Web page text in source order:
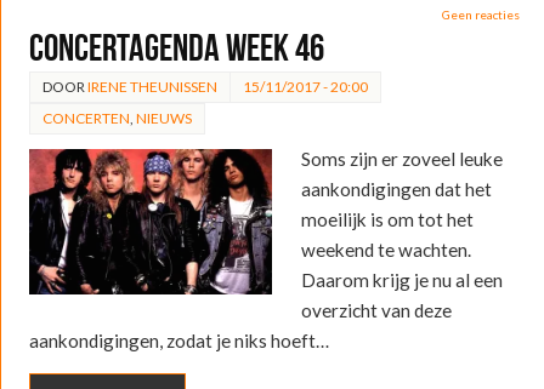
Geen reacties
Concertagenda week 46
DOOR IRENE THEUNISSEN
15/11/2017 - 20:00
CONCERTEN NIEUWS
Soms zijn er zoveel leuke
aankondigingen dat het
moeilijk is om tot het
weekend te wachten.
Daarom krijg je nu al een
overzicht van deze
aankondigingen, zodat je niks hoeft…